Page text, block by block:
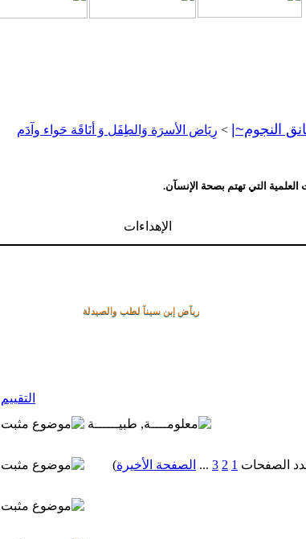
النجوم~| > رِيَاض الأسرَة وَالطِفَل وَ أنَاقَة حَواء وآدَم
العلمية التي تهتم بصحة الإنسآن.
الإهداءات
ريآض إبن سينآ لطب والصيدلة
التقييم
1
2
3
... الصفحة الأخيرة)